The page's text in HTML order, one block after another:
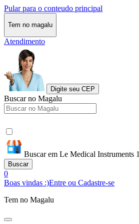
Pular para o conteudo principal
Tem no magalu
Atendimento
Digite seu CEP
Buscar no Magalu
Buscar em Le Medical Instruments 1
Buscar
0
Boas vindas :)Entre ou Cadastre-se
Tem no Magalu